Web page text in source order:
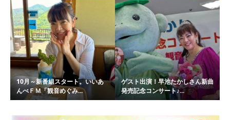
10月～新番組スタート。いいあ
んべＦＭ「観音めぐみ...
ゲスト出演！早池たかしさん新曲
発売記念コンサート♪...